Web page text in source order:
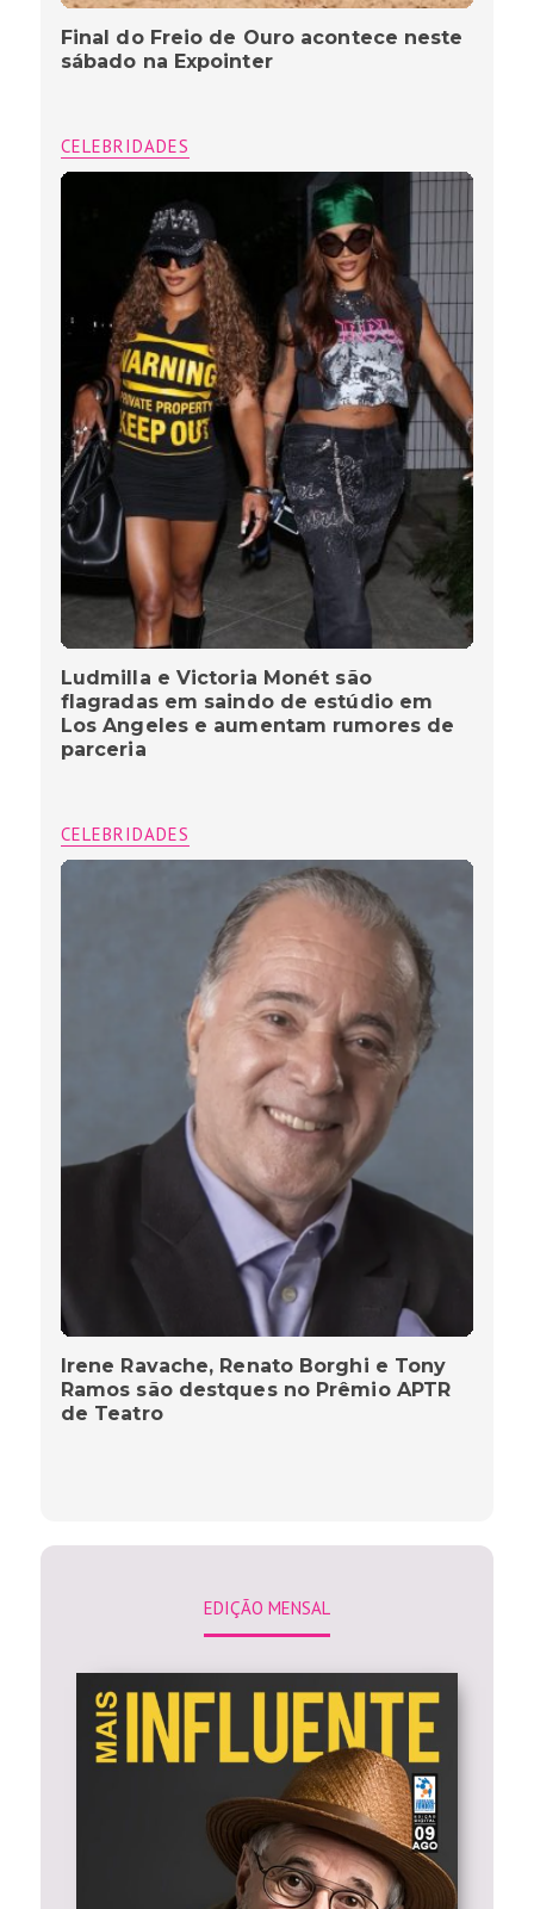
Final do Freio de Ouro acontece neste
sábado na Expointer
CELEBRIDADES
Ludmilla e Victoria Monét são
flagradas em saindo de estúdio em
Los Angeles e aumentam rumores de
parceria
CELEBRIDADES
Irene Ravache, Renato Borghi e Tony
Ramos são destques no Prêmio APTR
de Teatro
EDIÇÃO MENSAL